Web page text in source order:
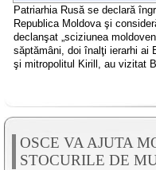
Patriarhia Rusă se declară
Republica Moldova şi
declanşat „sciziunea
săptămâni, doi înalţi ierarhi ai
şi mitropolitul Kirill, au vizitat
OSCE VA AJUTA
STOCURILE DE